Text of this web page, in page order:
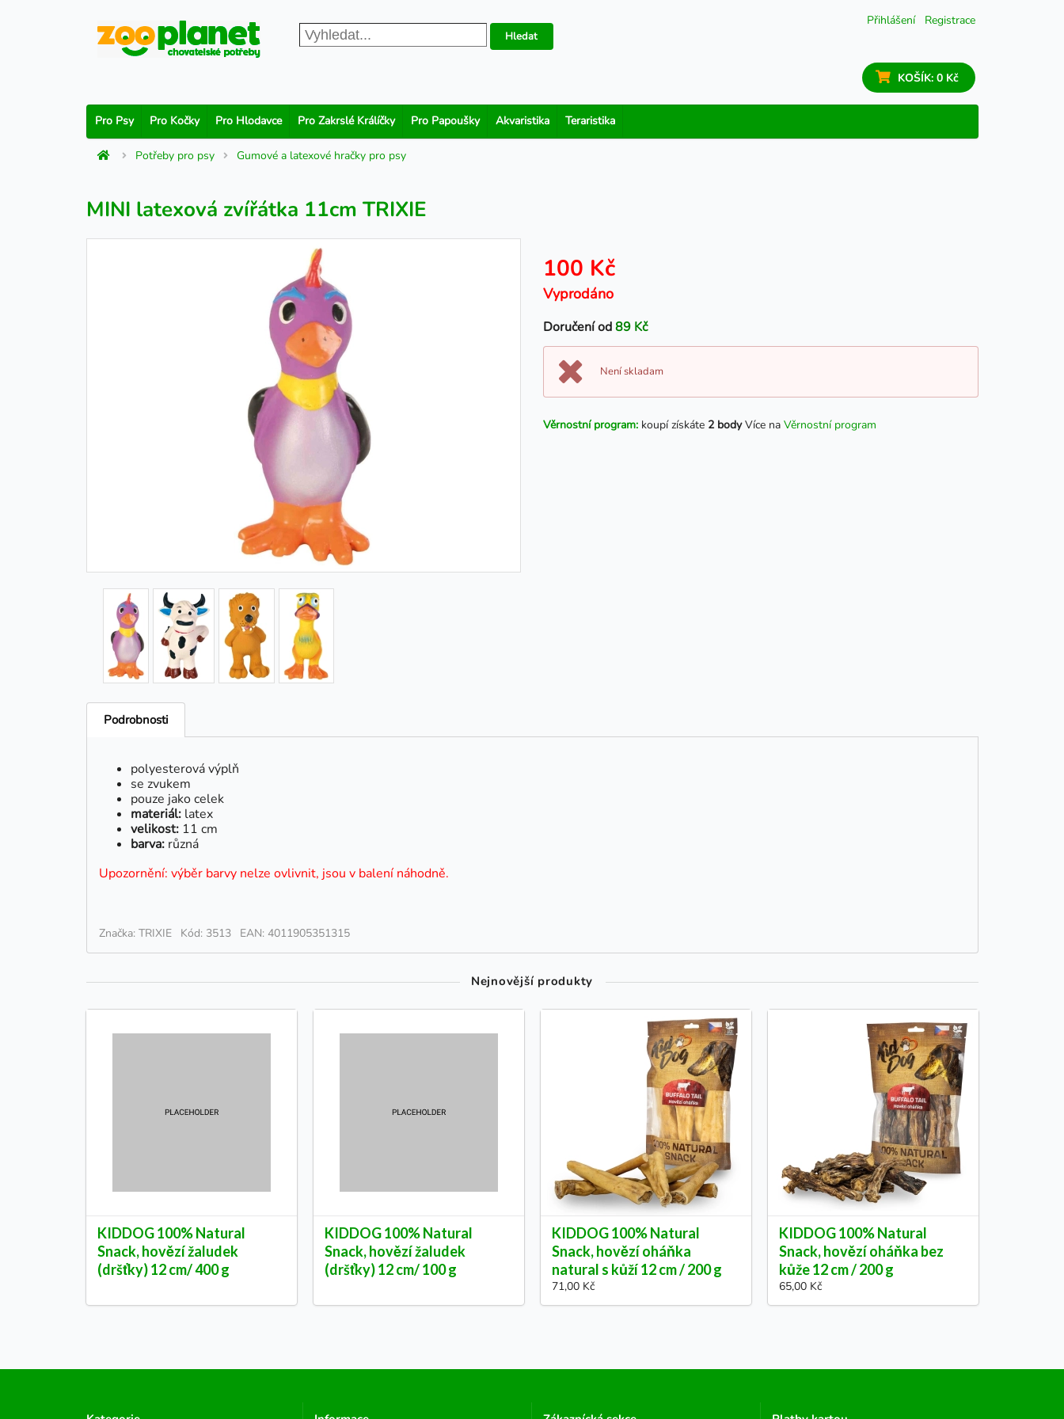
Přihlášení Registrace
Hledat
KOŠÍK: 0 Kč
Pro Psy Pro Kočky Pro Hlodavce Pro Zakrslé Králíčky Pro Papoušky Akvaristika Teraristika
Potřeby pro psy Gumové a latexové hračky pro psy
MINI latexová zvířátka 11cm TRIXIE
100 Kč
Vyprodáno
Doručení od89 Kč
Není skladam
Věrnostní program: koupí získáte 2 bodyVíce na Věrnostní program
Podrobnosti
polyesterová výplň
se zvukem
pouze jako celek
materiál: latex
velikost: 11 cm
barva: různá
Upozornění: výběr barvy nelze ovlivnit, jsou v balení náhodně.
Značka: TRIXIE Kód: 3513 EAN: 4011905351315
Nejnovější produkty
KIDDOG 100% Natural
Snack, hovězí žaludek
(dršťky) 12 cm/ 400 g
KIDDOG 100% Natural
Snack, hovězí žaludek
(dršťky) 12 cm/ 100 g
KIDDOG 100% Natural
Snack, hovězí oháňka
natural s kůží 12 cm / 200 g
71,00 Kč
KIDDOG 100% Natural
Snack, hovězí oháňka bez
kůže 12 cm / 200 g
65,00 Kč